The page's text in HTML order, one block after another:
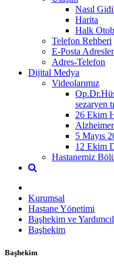
Nasıl
Harita
Halk
Telefon Rehberi
E-Posta
Adres-Telefon
Dijital Medya
Videolarımız
sezaryen
26 Ekim
5 Mayıs
12 Ekim
Hastanemiz
Kurumsal
Hastane Yönetimi
Başhekim ve
Başhekim
Başhekim